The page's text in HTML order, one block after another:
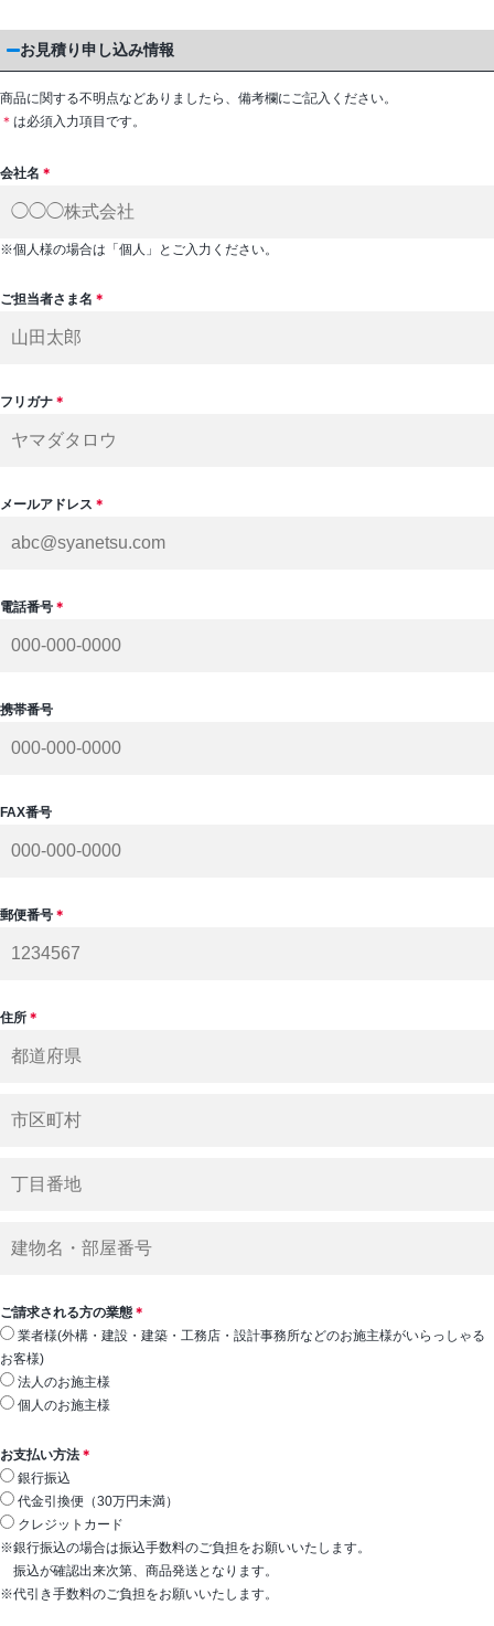
お見積り申し込み情報
商品に関する不明点などありましたら、備考欄にご記入ください。
＊ は必須入力項目です。
会社名 ＊
※個人様の場合は「個人」とご入力ください。
ご担当者さま名 ＊
フリガナ ＊
メールアドレス ＊
電話番号 ＊
携帯番号
FAX番号
郵便番号 ＊
住所 ＊
ご請求される方の業態 ＊
業者様(外構・建設・建築・工務店・設計事務所などのお施主様がいらっしゃる
お客様)
法人のお施主様
個人のお施主様
お支払い方法 ＊
銀行振込
代金引換便（30万円未満）
クレジットカード
※銀行振込の場合は振込手数料のご負担をお願いいたします。
振込が確認出来次第、商品発送となります。
※代引き手数料のご負担をお願いいたします。